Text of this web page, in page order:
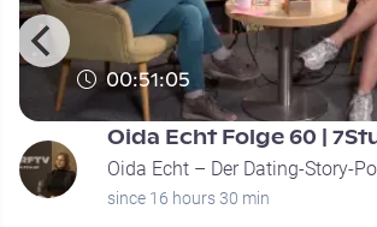
00:51:05
Oida Echt Folge 60 |
Oida Echt – Der Dating-Story-
since 16 hours 30 min